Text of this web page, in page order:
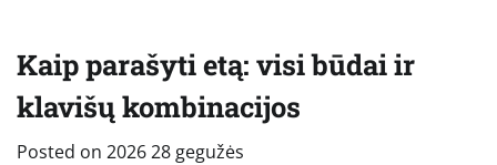
Kaip parašyti etą: visi būdai ir
klavišų kombinacijos
Posted on 2026 28 gegužės